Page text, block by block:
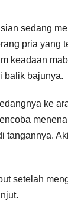
sedang
pria yang
keadaan
balik bajunya.
ke
tangannya.
setelah